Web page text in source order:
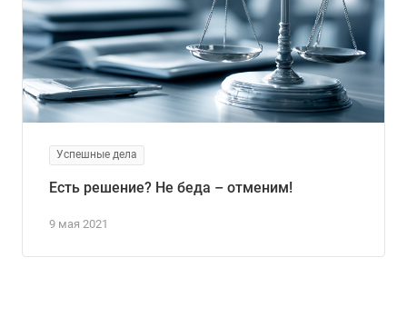
Успешные дела
9 мая 2021
Есть решение? Не беда – отменим!